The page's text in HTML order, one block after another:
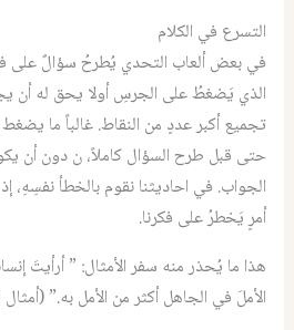
التسرع في الكلام
في بعض ألعاب التحدي يُطرحُ سؤالٌ على
الذي يَضغطُ على الجرسِ أولا يحق له أن
تجميع أكبر عددٍ من النقاط. غالباً ما
حتى قبل طرح السؤال كاملاً، ن دون أن
الجواب. في احاديثنا نقوم بالخطأ نفسِهِ،
أمرٍ يَخطرُ على فكرنا.
هذا ما يُحذر منه سفر الأمثال: ” أرأيتَ
الأملَ في الجاهل أكثر من الأمل به.” (أمثال 29 : 20).